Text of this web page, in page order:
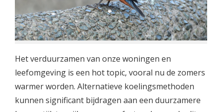
Het verduurzamen van onze woningen en
leefomgeving is een hot topic, vooral nu de zomers
warmer worden. Alternatieve koelingsmethoden
kunnen significant bijdragen aan een duurzamere